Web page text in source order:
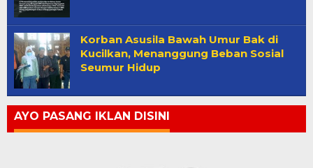
Korban Asusila Bawah Umur Bak di
Kucilkan, Menanggung Beban Sosial
Seumur Hidup
AYO PASANG IKLAN DISINI